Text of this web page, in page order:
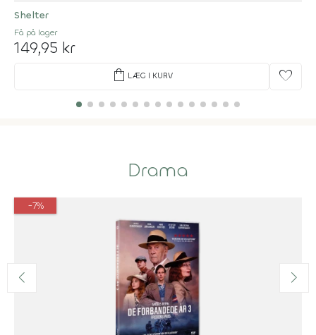
Shelter
Få på lager
149,95 kr
shopping_bag LÆG I KURV favorite
Drama
-7%